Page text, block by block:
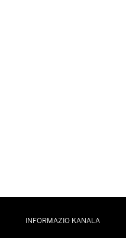
INFORMAZIO KANALA